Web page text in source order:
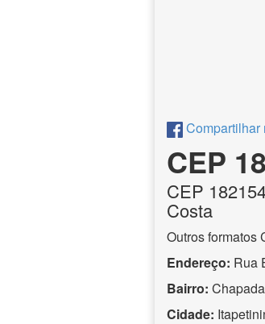
Compartilhar
CEP
CEP
Costa
Outros formatos
Endereço: Rua
Bairro:
Cidade: